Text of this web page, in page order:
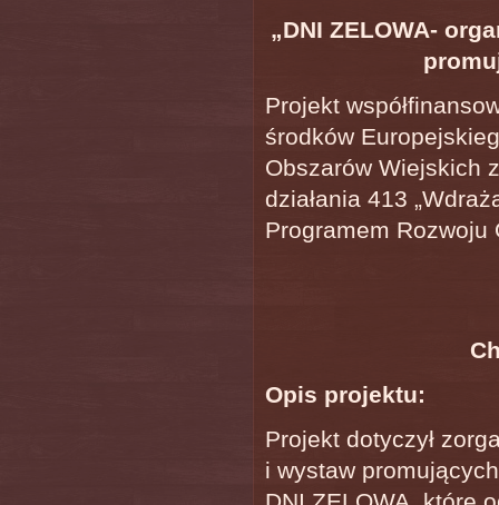
„DNI ZELOWA-
Projekt
środków
Obszarów Wiejskich
działania 413
Programem
Opis projektu:
Projekt dotyczył
i wystaw